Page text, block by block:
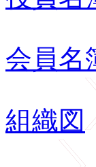
会員名
組織図